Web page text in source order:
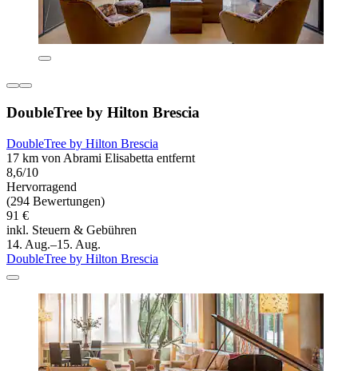
DoubleTree by Hilton Brescia
DoubleTree by Hilton Brescia
17 km von Abrami Elisabetta entfernt
8,6/10
Hervorragend
(294 Bewertungen)
91 €
inkl. Steuern & Gebühren
14. Aug.–15. Aug.
DoubleTree by Hilton Brescia